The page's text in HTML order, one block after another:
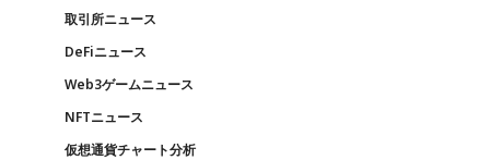
取引所ニュース
DeFiニュース
Web3ゲームニュース
NFTニュース
仮想通貨チャート分析